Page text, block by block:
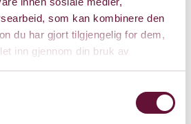
som kan kombinere den
du har gjort tilgjengelig for dem,
inn gjennom din bruk av